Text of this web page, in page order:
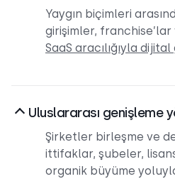
Yaygın biçimleri
girişimler, franchise’lar
SaaS aracılığıyla dijital
Uluslararası genişleme
Şirketler birleşme ve
ittifaklar, şubeler,
organik büyüme